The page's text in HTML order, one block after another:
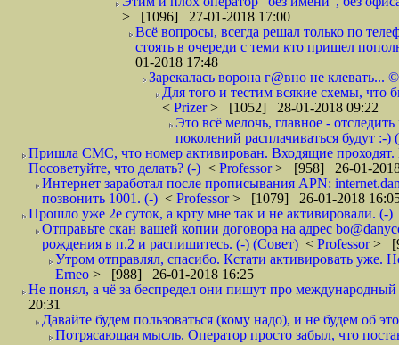
> [1096] 27-01-2018 17:00
Всё вопросы, всегда решал только по
стоять в очереди с теми кто пришел
01-2018 17:48
Зарекалась ворона г@вно не клевать...
Для того и тестим всякие схемы, что
< Prizer> [1052] 28-01-2018 09:22
Это всё мелочь, главное -
поколений расплачиваться будут :-)
Пришла СМС, что номер активирован. Входящие проходят.
Посоветуйте, что делать? (-) < Professor> [958] 26-01-
Интернет заработал после прописывания APN:
позвонить 1001. (-) < Professor> [1079] 26-01-2018
Прошло уже 2е суток, а крту мне так и не активировали. (-)
Отправьте скан вашей копии договора на адрес
рождения в п.2 и распишитесь. (-) (Совет) < Professor>
Утром отправлял, спасибо. Кстати активировать уже.
Erneo > [988] 26-01-2018 16:25
Не понял, а чё за беспредел они пишут про
20:31
Давайте будем пользоваться (кому надо), и не будем об
Потрясающая мысль. Оператор просто забыл, что